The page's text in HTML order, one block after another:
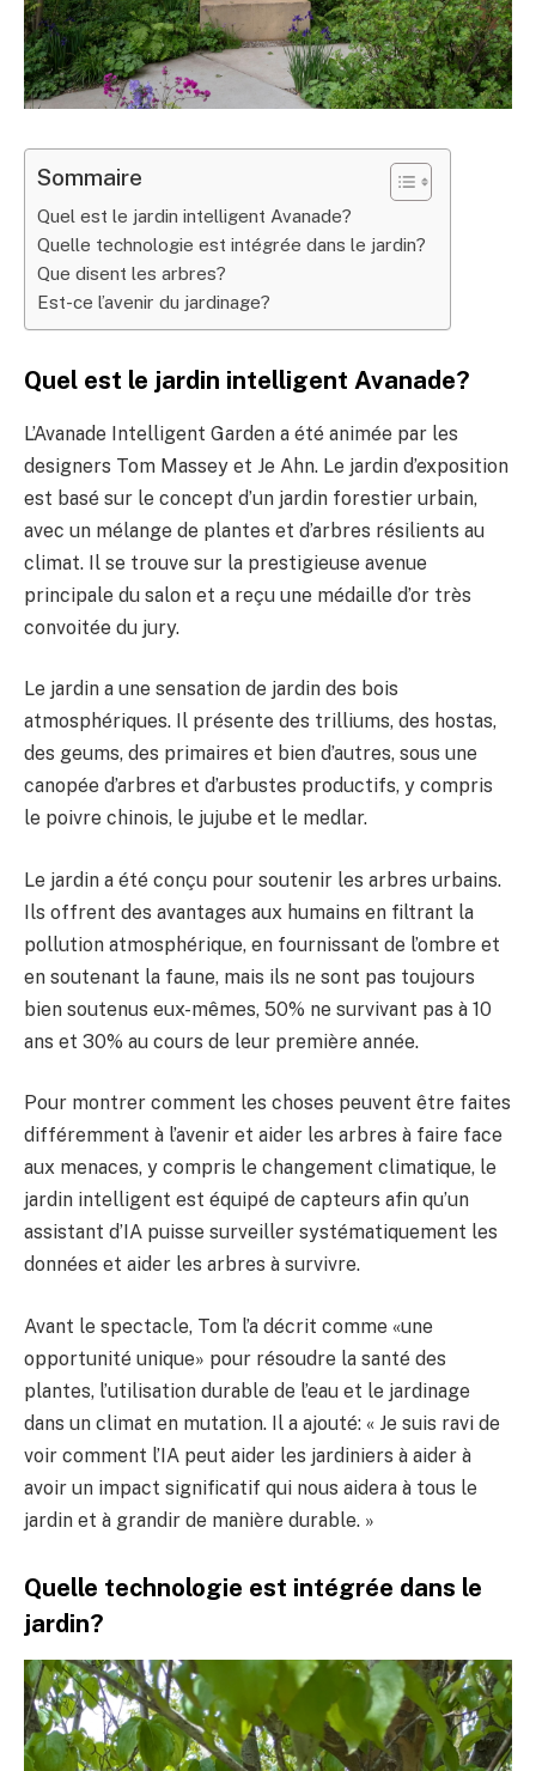
Sommaire
Quel est le jardin intelligent Avanade?
Quelle technologie est intégrée dans le jardin?
Que disent les arbres?
Est-ce l’avenir du jardinage?
Quel est le jardin intelligent Avanade?
L’Avanade Intelligent Garden a été animée par les
designers Tom Massey et Je Ahn. Le jardin d’exposition
est basé sur le concept d’un jardin forestier urbain,
avec un mélange de plantes et d’arbres résilients au
climat. Il se trouve sur la prestigieuse avenue
principale du salon et a reçu une médaille d’or très
convoitée du jury.
Le jardin a une sensation de jardin des bois
atmosphériques. Il présente des trilliums, des hostas,
des geums, des primaires et bien d’autres, sous une
canopée d’arbres et d’arbustes productifs, y compris
le poivre chinois, le jujube et le medlar.
Le jardin a été conçu pour soutenir les arbres urbains.
Ils offrent des avantages aux humains en filtrant la
pollution atmosphérique, en fournissant de l’ombre et
en soutenant la faune, mais ils ne sont pas toujours
bien soutenus eux-mêmes, 50% ne survivant pas à 10
ans et 30% au cours de leur première année.
Pour montrer comment les choses peuvent être faites
différemment à l’avenir et aider les arbres à faire face
aux menaces, y compris le changement climatique, le
jardin intelligent est équipé de capteurs afin qu’un
assistant d’IA puisse surveiller systématiquement les
données et aider les arbres à survivre.
Avant le spectacle, Tom l’a décrit comme «une
opportunité unique» pour résoudre la santé des
plantes, l’utilisation durable de l’eau et le jardinage
dans un climat en mutation. Il a ajouté: « Je suis ravi de
voir comment l’IA peut aider les jardiniers à aider à
avoir un impact significatif qui nous aidera à tous le
jardin et à grandir de manière durable. »
Quelle technologie est intégrée dans le
jardin?